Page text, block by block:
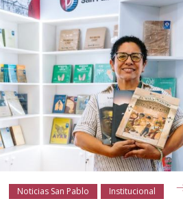
Noticias San Pablo
Institucional